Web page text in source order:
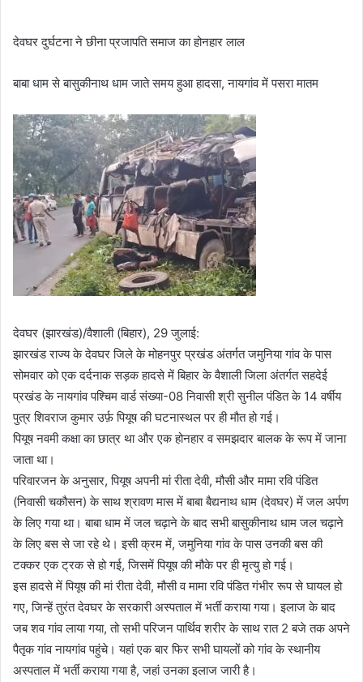
देवघर दुर्घटना ने छीना प्रजापति समाज का होनहार लाल
बाबा धाम से बासुकीनाथ धाम जाते समय हुआ हादसा, नायगांव में पसरा मातम
देवघर (झारखंड)/वैशाली (बिहार), 29 जुलाई:
झारखंड राज्य के देवघर जिले के मोहनपुर प्रखंड अंतर्गत जमुनिया गांव के पास
सोमवार को एक दर्दनाक सड़क हादसे में बिहार के वैशाली जिला अंतर्गत सहदेई
प्रखंड के नायगांव पश्चिम वार्ड संख्या-08 निवासी श्री सुनील पंडित के 14 वर्षीय
पुत्र शिवराज कुमार उर्फ़ पियूष की घटनास्थल पर ही मौत हो गई।
पियूष नवमी कक्षा का छात्र था और एक होनहार व समझदार बालक के रूप में जाना
जाता था।
परिवारजन के अनुसार, पियूष अपनी मां रीता देवी, मौसी और मामा रवि पंडित
(निवासी चकौसन) के साथ श्रावण मास में बाबा बैद्यनाथ धाम (देवघर) में जल अर्पण
के लिए गया था। बाबा धाम में जल चढ़ाने के बाद सभी बासुकीनाथ धाम जल चढ़ाने
के लिए बस से जा रहे थे। इसी क्रम में, जमुनिया गांव के पास उनकी बस की
टक्कर एक ट्रक से हो गई, जिसमें पियूष की मौके पर ही मृत्यु हो गई।
इस हादसे में पियूष की मां रीता देवी, मौसी व मामा रवि पंडित गंभीर रूप से घायल हो
गए, जिन्हें तुरंत देवघर के सरकारी अस्पताल में भर्ती कराया गया। इलाज के बाद
जब शव गांव लाया गया, तो सभी परिजन पार्थिव शरीर के साथ रात 2 बजे तक अपने
पैतृक गांव नायगांव पहुंचे। यहां एक बार फिर सभी घायलों को गांव के स्थानीय
अस्पताल में भर्ती कराया गया है, जहां उनका इलाज जारी है।